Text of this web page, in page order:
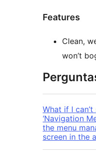
Features
Clean,
won’t
What if I can’t
‘Navigation
the menu
screen in the